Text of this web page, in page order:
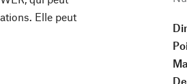
Elle peut